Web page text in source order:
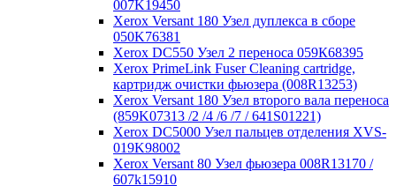
007K19450
Xerox Versant 180 Узел дуплекса в сборе
050K76381
Xerox DC550 Узел 2 переноса 059К68395
Xerox PrimeLink Fuser Cleaning cartridge,
картридж очистки фьюзера (008R13253)
Xerox Versant 180 Узел второго вала переноса
(859K07313 /2 /4 /6 /7 / 641S01221)
Xerox DC5000 Узел пальцев отделения XVS-
019K98002
Xerox Versant 80 Узел фьюзера 008R13170 /
607k15910